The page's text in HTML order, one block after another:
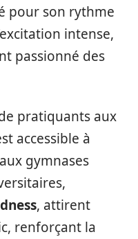
pour son rythme
intense,
passionné des
pratiquants aux
accessible à
gymnases
, attirent
renforçant la